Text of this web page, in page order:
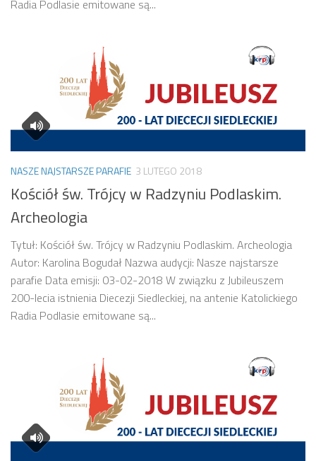
Radia Podlasie emitowane są...
NASZE NAJSTARSZE PARAFIE 3 LUTEGO 2018
Kościół św. Trójcy w Radzyniu Podlaskim.
Archeologia
Tytuł: Kościół św. Trójcy w Radzyniu Podlaskim. Archeologia
Autor: Karolina Bogudał Nazwa audycji: Nasze najstarsze
parafie Data emisji: 03-02-2018 W związku z Jubileuszem
200-lecia istnienia Diecezji Siedleckiej, na antenie Katolickiego
Radia Podlasie emitowane są...